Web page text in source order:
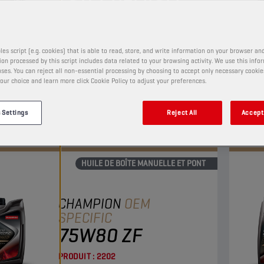
lubrifiant entièrement synthétique à faible
Il s'utilise dans les boîtes de vitesses manuelles
de tourisme et optimise les économies de
Excellentes propriétés de démarrage à froid et
stable à différentes températures.
«
HUILE DE BOÎTE MANUELLE ET PONT
CHAMPION OEM
SPECIFIC
75W80 ZF
PRODUIT : 2202
script (e.g. cookies) that is able to read, store, and write information on your browser
processed by this script includes data related to your browsing activity. We use this
You can reject all non-essential processing by choosing to accept only necessary
choice and learn more click Cookie Policy to adjust your preferences.
Settings Reject All